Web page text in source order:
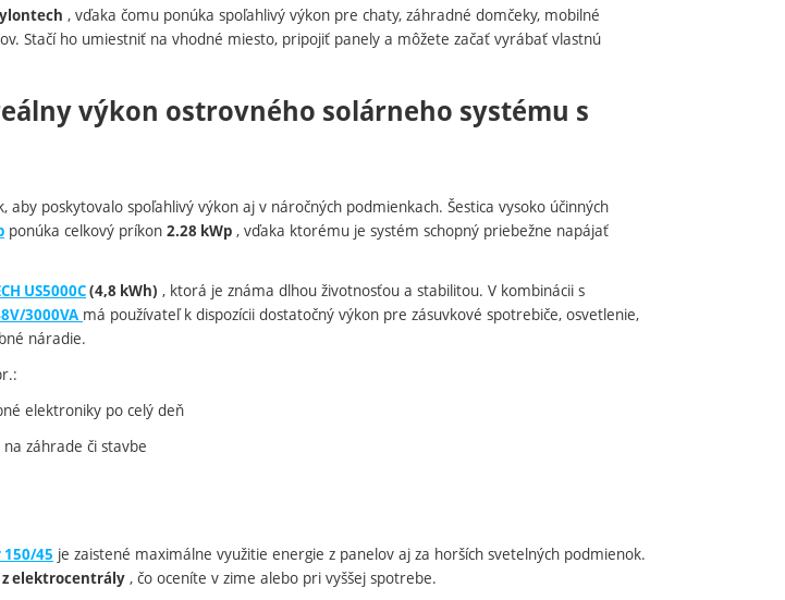
, vďaka čomu ponúka spoľahlivý výkon pre chaty, záhradné domčeky, mobilné
Stačí ho umiestniť na vhodné miesto, pripojiť panely a môžete začať vyrábať vlastnú
výkon ostrovného solárneho systému s
poskytovalo spoľahlivý výkon aj v náročných podmienkach. Šestica vysoko účinných
ponúka celkový príkon 2.28 kWp , vďaka ktorému je systém schopný priebežne napájať
US5000C(4,8 kWh) , ktorá je známa dlhou životnosťou a stabilitou. V kombinácii s
3000VA má používateľ k dispozícii dostatočný výkon pre zásuvkové spotrebiče, osvetlenie,
náradie.
elektroniky po celý deň
záhrade či stavbe
45 je zaistené maximálne využitie energie z panelov aj za horších svetelných podmienok.
elektrocentrály , čo oceníte v zime alebo pri vyššej spotrebe.